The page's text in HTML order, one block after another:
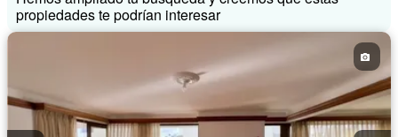
propiedades te podrían interesar